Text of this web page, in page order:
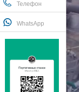
Телефон
WhatsApp
НА